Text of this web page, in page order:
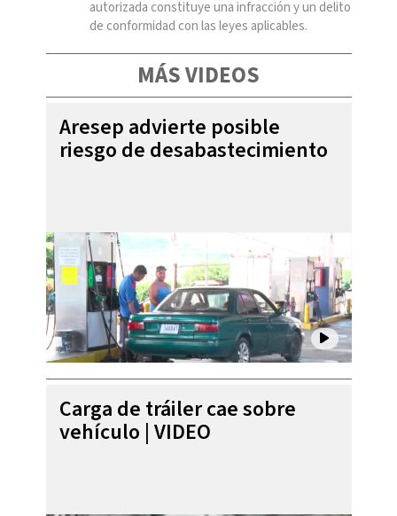
autorizada constituye una infracción y un delito
de conformidad con las leyes aplicables.
MÁS VIDEOS
Aresep advierte posible
riesgo de desabastecimiento
Carga de tráiler cae sobre
vehículo | VIDEO